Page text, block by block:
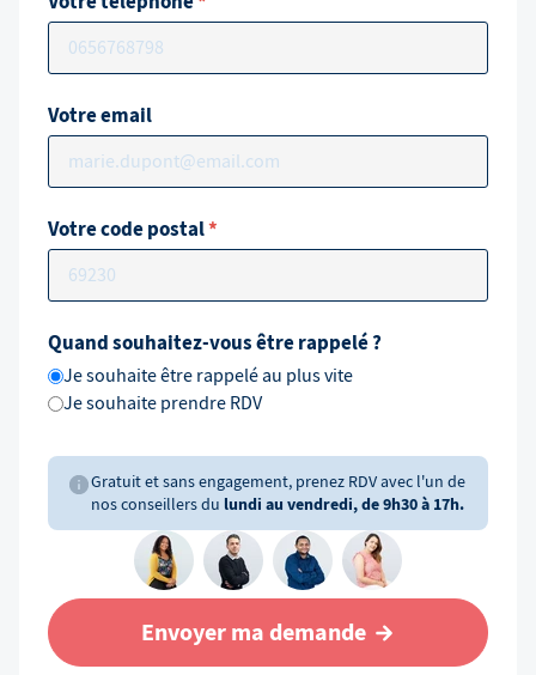
Votre email
Votre code postal*
Quand souhaitez-vous être rappelé ?
Je souhaite être rappelé au plus vite
Je souhaite prendre RDV
Gratuit et sans engagement, prenez RDV avec l'un de
nos conseillers du lundi au vendredi, de 9h30 à 17h.
Envoyer ma demande